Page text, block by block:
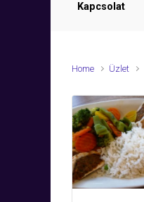
Kapcsolat
Home Üzlet